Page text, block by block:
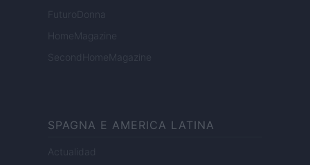
FuturoDonna
HomeMagazine
SecondHomeMagazine
SPAGNA E AMERICA LATINA
Actualidad